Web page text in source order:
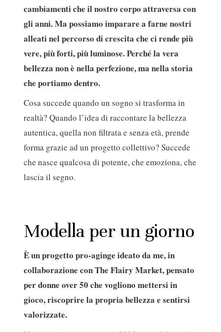
cambiamenti che il nostro corpo attraversa con
gli anni. Ma possiamo imparare a farne nostri
alleati nel percorso di crescita che ci rende più
vere, più forti, più luminose. Perché la vera
bellezza non è nella perfezione, ma nella storia
che portiamo dentro.
Cosa succede quando un sogno si trasforma in
realtà? Quando l’idea di raccontare la bellezza
autentica, quella non filtrata e senza età, prende
forma grazie ad un progetto collettivo? Succede
che nasce qualcosa di potente, che emoziona, che
lascia il segno.
Modella per un giorno
È un progetto pro-aginge ideato da me, in
collaborazione con The Flairy Market, pensato
per donne over 50 che vogliono mettersi in
gioco, riscoprire la propria bellezza e sentirsi
valorizzate.